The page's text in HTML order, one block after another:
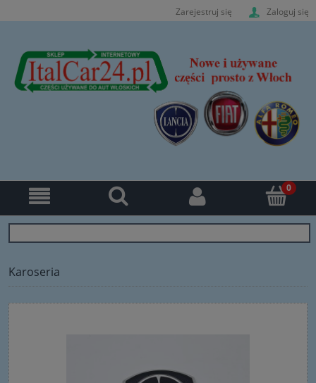
Zarejestruj się Zaloguj się
Karoseria